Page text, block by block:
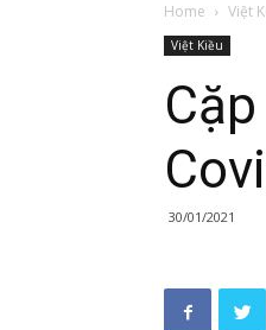
Home Việt
Việt Kiều
30/01/2021